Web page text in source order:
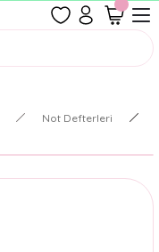
Not Defterleri